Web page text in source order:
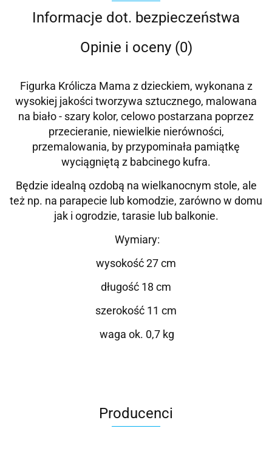
Informacje dot. bezpieczeństwa
Opinie i oceny (0)
Figurka Królicza Mama z dzieckiem, wykonana z
wysokiej jakości tworzywa sztucznego, malowana
na biało - szary kolor, celowo postarzana poprzez
przecieranie, niewielkie nierówności,
przemalowania, by przypominała pamiątkę
wyciągniętą z babcinego kufra.
Będzie idealną ozdobą na wielkanocnym stole, ale
też np. na parapecie lub komodzie, zarówno w domu
jak i ogrodzie, tarasie lub balkonie.
Wymiary:
wysokość 27 cm
długość 18 cm
szerokość 11 cm
waga ok. 0,7 kg
Producenci